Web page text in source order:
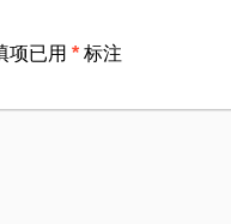
项已用 * 标注